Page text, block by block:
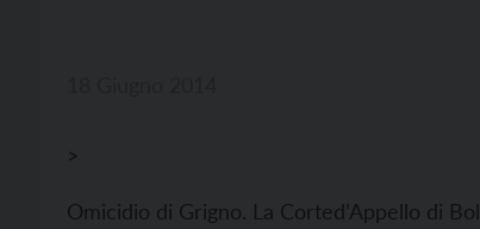
>
Omicidio di Grigno. La Corted’Appello di